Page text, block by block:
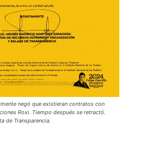
negó que existieran contratos con
Roxi. Tiempo después se retractó.
de Transparencia.